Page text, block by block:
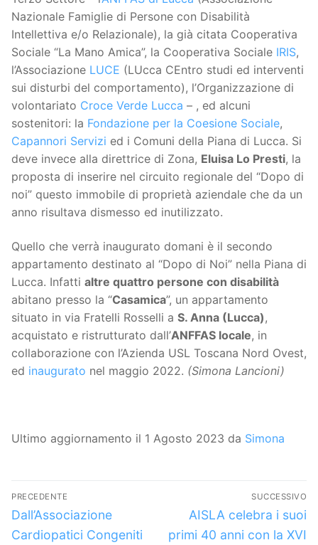
Nazionale Famiglie di Persone con Disabilità
Intellettiva e/o Relazionale), la già citata Cooperativa
Sociale “La Mano Amica”, la Cooperativa Sociale IRIS,
l’Associazione LUCE (LUcca CEntro studi ed interventi
sui disturbi del comportamento), l’Organizzazione di
volontariato Croce Verde Lucca – , ed alcuni
sostenitori: la Fondazione per la Coesione Sociale,
Capannori Servizi ed i Comuni della Piana di Lucca. Si
deve invece alla direttrice di Zona, Eluisa Lo Presti, la
proposta di inserire nel circuito regionale del “Dopo di
noi” questo immobile di proprietà aziendale che da un
anno risultava dismesso ed inutilizzato.
Quello che verrà inaugurato domani è il secondo
appartamento destinato al “Dopo di Noi” nella Piana di
Lucca. Infatti altre quattro persone con disabilità
abitano presso la “Casamica”, un appartamento
situato in via Fratelli Rosselli a S. Anna (Lucca),
acquistato e ristrutturato dall’ANFFAS locale, in
collaborazione con l’Azienda USL Toscana Nord Ovest,
ed inaugurato nel maggio 2022. (Simona Lancioni)
Ultimo aggiornamento il 1 Agosto 2023 da Simona
Navigazione
articoli
PRECEDENTE
Articolo
precedente:
Dall’Associazione
Cardiopatici Congeniti
SUCCESSIVO
Articolo
successivo:
AISLA celebra i suoi
primi 40 anni con la XVI